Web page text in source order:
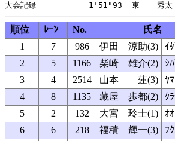
順位 ﾚｰﾝ No. 氏名
1
7 986 伊田 涼助(3) ｲ
2
5 1166 柴崎 雄介(2) ｼ
3
4 2514 山本 蓮(3) ﾔ
4
8 1135 藏屋 歩都(2) ｸ
5
2 132 大宮 玲士(1) ｵ
6
6 218 福積 輝一(3) ﾌ